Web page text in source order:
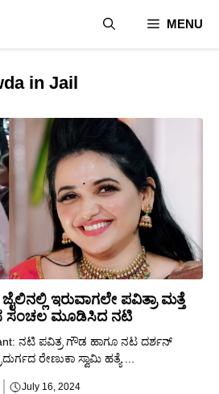
MENU
in Jail
ಇರುವಾಗಲೇ ಪವಿತ್ರಾ ಮತ್ತೆ
ಸಂಚಲ ಮೂಡಿಸಿದ ನಟಿ
ನಟಿ ಪವಿತ್ರ ಗೌಡ ಹಾಗೂ ನಟ ದರ್ಶನ್
ರೇಣುಕಾ ಸ್ವಾಮಿ ಹತ್ಯೆ ...
July 16, 2024